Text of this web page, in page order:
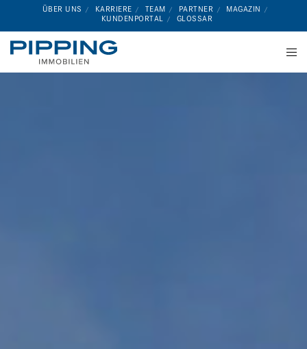
ÜBER UNS KARRIERE TEAM PARTNER
MAGAZIN
KUNDENPORTAL
GLOSSAR